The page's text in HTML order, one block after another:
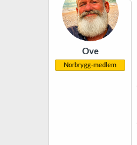
Ove
Norbrygg-medlem